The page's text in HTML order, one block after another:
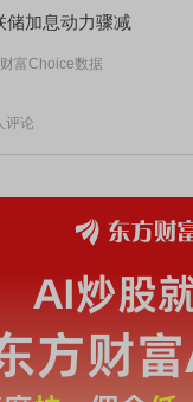
储加息动力骤减
富Choice数据
评论